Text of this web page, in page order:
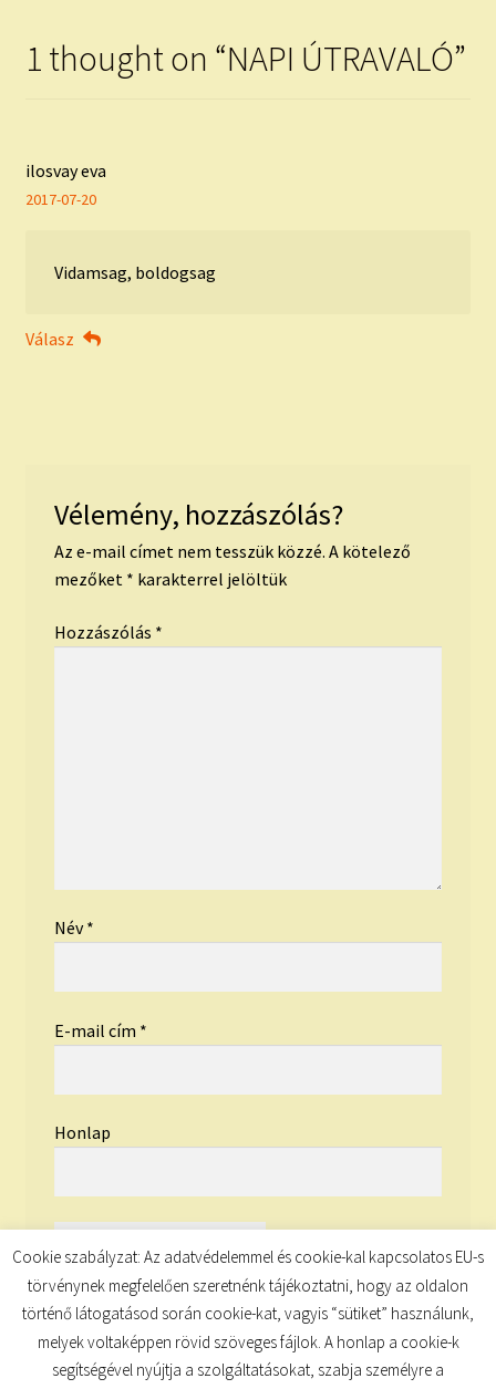
1 thought on “NAPI ÚTRAVALÓ”
ilosvay eva
2017-07-20
Vidamsag, boldogsag
Válasz
Vélemény, hozzászólás?
Az e-mail címet nem tesszük közzé. A kötelező
mezőket * karakterrel jelöltük
Hozzászólás *
Név*
E-mail cím *
Honlap
Cookie szabályzat: Az adatvédelemmel és cookie-kal kapcsolatos EU-s
törvénynek megfelelően szeretnénk tájékoztatni, hogy az oldalon
történő látogatásod során cookie-kat, vagyis “sütiket” használunk,
melyek voltaképpen rövid szöveges fájlok. A honlap a cookie-k
segítségével nyújtja a szolgáltatásokat, szabja személyre a